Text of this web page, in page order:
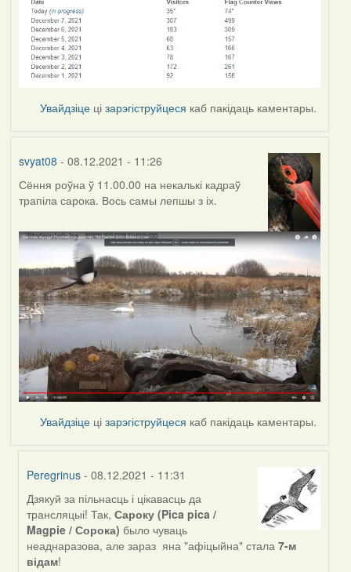
Увайдзіце цізарэгіструйцеся каб пакідаць каментары.
svyat08 - 08.12.2021 - 11:26
Сёння роўна ў 11.00.00 на некалькі кадраў
трапіла сарока. Вось самы лепшы з іх.
Увайдзіце цізарэгіструйцеся каб пакідаць каментары.
Peregrinus - 08.12.2021 - 11:31
In
reply
to
by
svyat08
Дзякуй за пільнасць і цікавасць да
трансляцыі! Так,Сароку (Pica pica /
Magpie / Сорока) было чуваць
неаднаразова, але зараз яна "афіцыйна" стала7-м
відам!